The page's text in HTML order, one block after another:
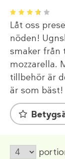
1 2 3 4 5
Låt oss
nöden!
smaker från
mozzarella.
tillbehör är
är som bäst!